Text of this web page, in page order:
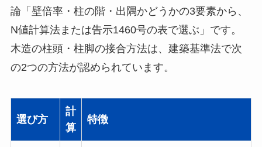
論「壁倍率・柱の階・出隅かどうかの3要素から、
N値計算法または告示1460号の表で選ぶ」です。
木造の柱頭・柱脚の接合方法は、建築基準法で次
の2つの方法が認められています。
選び方
計
算
特徴